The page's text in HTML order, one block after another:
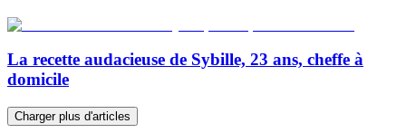
La recette audacieuse de Sybille, 23 ans, cheffe à
domicile
Charger plus d'articles